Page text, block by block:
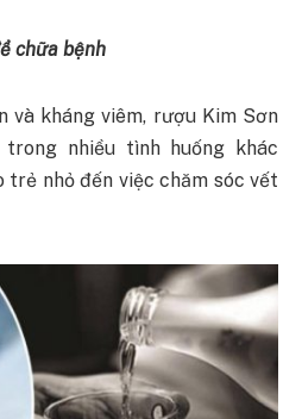
chữa bệnh
và kháng viêm, rượu Kim Sơn
nhiều tình huống khác
trẻ nhỏ đến việc chăm sóc vết